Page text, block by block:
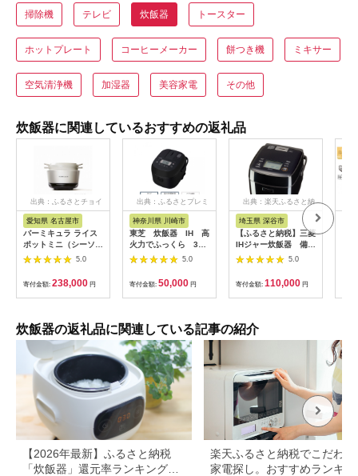
掃除機 テレビ 炊飯器 トースター
ホットプレート コーヒーメーカー 餅つき機 ミキサー
空気清浄機 加湿器 美容家電 その他
炊飯器に関連しているおすすめの返礼品
出典：ふるさとチョイ
ス
愛知県 名古屋市
バーミキュラ ライス
ポットミニ（シーソル
トホワイト）【スマー
トパッケージ】
5.0
寄付金額: 238,000 円
出典：ふるさとプレミ
アム
神奈川県 川崎市
東芝 炊飯器 IH 高
火力でふっくら 3
合 RC-5XW(K)
141305_KV49
5.0
寄付金額: 50,000 円
出典：楽天ふるさと納
埼玉県 深谷市
【ふるさと納税】三菱
IHジャー炊飯器 備長
炭 炭炊釜（小容量タ
イプ） NJ-SE06H-B
＜カラー：黒曜＞
【11218-0941】＃三
菱電機 炊飯器 3.5合
玉県 深谷市
5.0
寄付金額: 110,000 円
炊飯器の返礼品に関連している記事の紹介
【2026年最新】ふるさと納税
「炊飯器」還元率ランキング！
楽天ふるさと納税でこだわり
家電探し。おすすめランキン